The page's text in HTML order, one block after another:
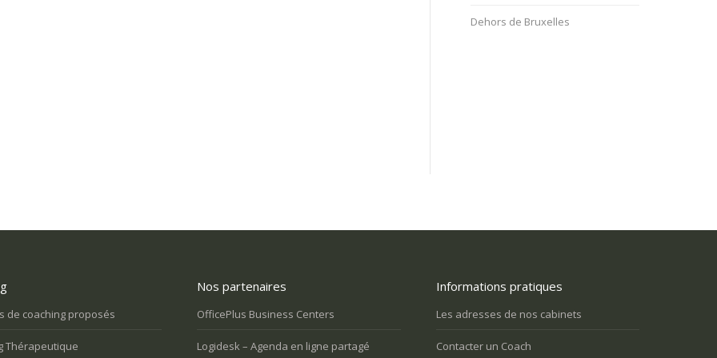
Dehors de Bruxelles
dessus et j’ai
On m’impose une nouvelle façon de
Je suis retraité et je ressens un grand
rendre utile?
J’ai des problèmes relationnels avec
de coaching proposés
Thérapeutique
Nos partenaires
OfficePlus Business Centers
Logidesk – Agenda en ligne partagé
Informations pratiques
Les adresses de nos cabinets
Contacter un Coach